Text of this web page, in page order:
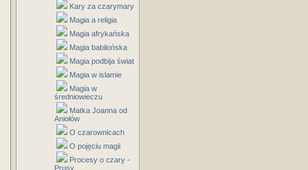
Kary za czarymary
Magia a religia
Magia afrykańska
Magia babilońska
Magia podbija świat
Magia w islamie
Magia w
średniowieczu
Matka Joanna od
Aniołów
O czarownicach
O pojęciu magii
Procesy o czary -
Prusy